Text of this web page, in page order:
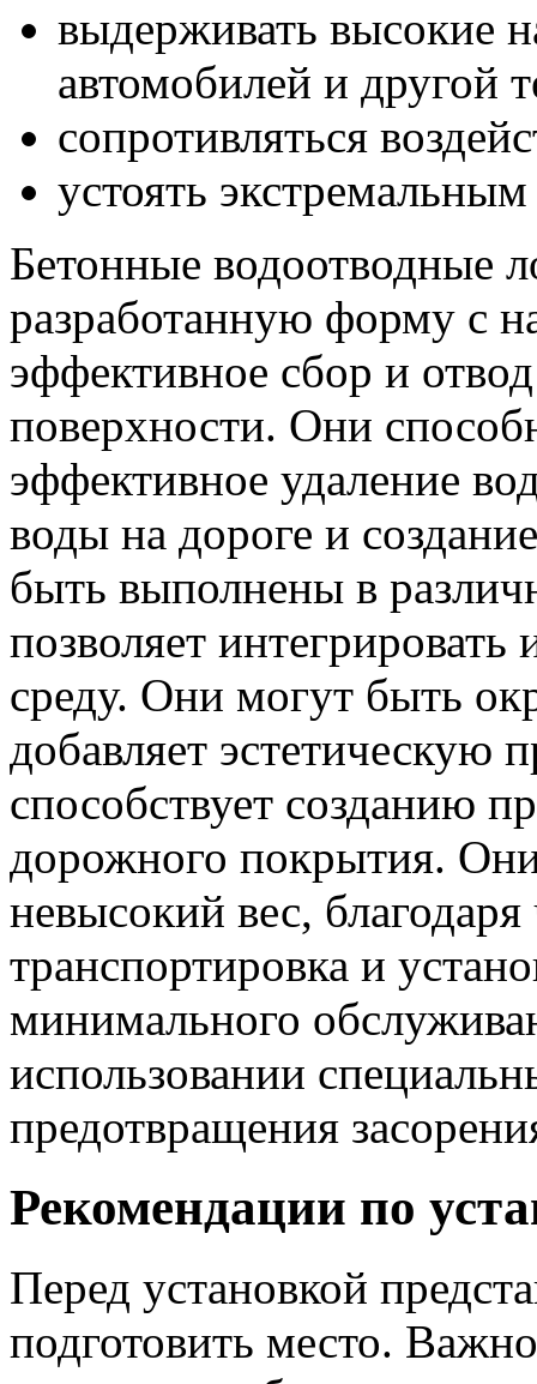
выдерживать высокие
автомобилей и другой
сопротивляться
устоять
Бетонные водоотводные
разработанную форму с
эффективное сбор и
поверхности. Они
эффективное удаление
воды на дороге и
быть выполнены в
позволяет
среду. Они могут быть
добавляет эстетическую
способствует созданию
дорожного покрытия.
невысокий вес,
транспортировка и
минимального
использовании
предотвращения
Рекомендации по
Перед установкой
подготовить место.